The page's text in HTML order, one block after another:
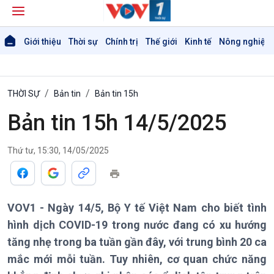
Giới thiệu Thời sự Chính trị Thế giới Kinh tế Nông nghiệp
Giới thiệu
Thời sự 18h
Thời sự 21h30
Bản tin
Chuyên mục
Theo dòng Thời sự
THỜI SỰ Bản tin Bản tin 15h
Bản tin 15h 14/5/2025
Thứ tư, 15:30, 14/05/2025
VOV1 - Ngày 14/5, Bộ Y tế Việt Nam cho biết tình
hình dịch COVID-19 trong nước đang có xu hướng
tăng nhẹ trong ba tuần gần đây, với trung bình 20 ca
mắc mới mỗi tuần. Tuy nhiên, cơ quan chức năng